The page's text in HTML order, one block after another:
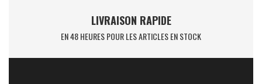
LIVRAISON RAPIDE
EN 48 HEURES POUR LES ARTICLES EN STOCK